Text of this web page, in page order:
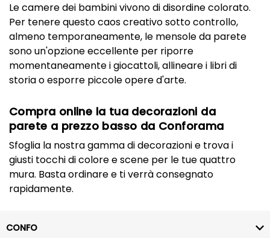
Le camere dei bambini vivono di disordine colorato.
Per tenere questo caos creativo sotto controllo,
almeno temporaneamente, le mensole da parete
sono un'opzione eccellente per riporre
momentaneamente i giocattoli, allineare i libri di
storia o esporre piccole opere d'arte.
Compra online la tua decorazioni da
parete a prezzo basso da Conforama
Sfoglia la nostra gamma di decorazioni e trova i
giusti tocchi di colore e scene per le tue quattro
mura. Basta ordinare e ti verrà consegnato
rapidamente.
CONFO